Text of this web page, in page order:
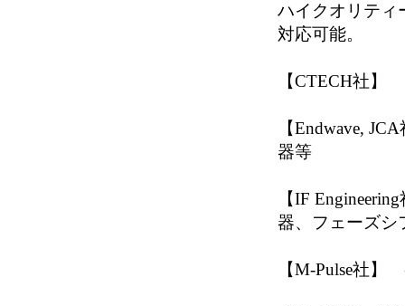
ハイクオリティ
対応可能。
【CTECH社】
【Endwave,
器等
【IF
器、フェーズシ
【M-Pulse社